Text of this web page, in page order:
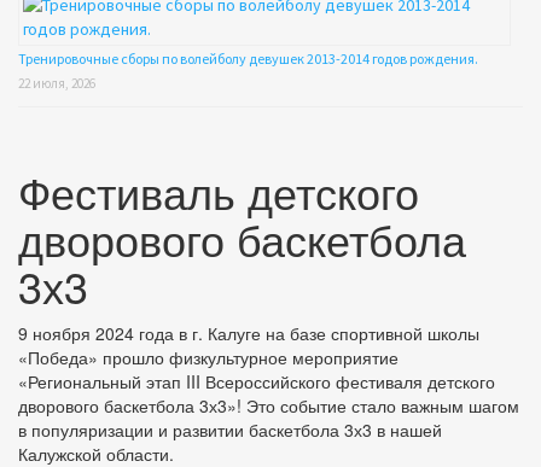
Тренировочные сборы по волейболу девушек 2013-2014 годов рождения.
22 июля, 2026
Фестиваль детского
дворового баскетбола
3х3
9 ноября 2024 года в г. Калуге на базе спортивной школы
«Победа» прошло физкультурное мероприятие
«Региональный этап III Всероссийского фестиваля детского
дворового баскетбола 3х3»! Это событие стало важным шагом
в популяризации и развитии баскетбола 3х3 в нашей
Калужской области.